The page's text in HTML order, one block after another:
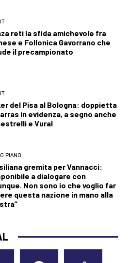
reti la sfida amichevole fra
e Follonica Gavorrano che
il precampionato
del Pisa al Bologna: doppietta
in evidenza, a segno anche
e Vural
PIANO
gremita per Vannacci:
a dialogare con
Non sono io che voglio far
questa nazione in mano alla